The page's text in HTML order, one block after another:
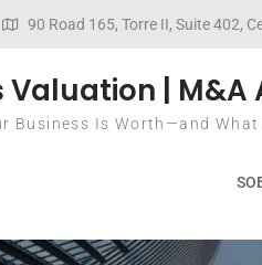
90 Road 165, Torre II, Suite 402,
Valuation | M&A
Business Is Worth—and What